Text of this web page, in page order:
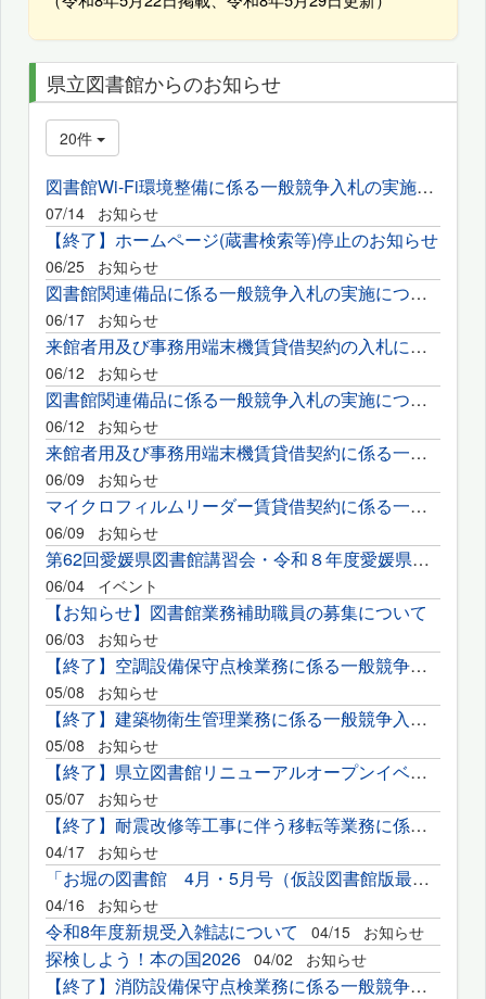
県立図書館からのお知らせ
20件
図書館Wi-Fi環境整備に係る一般競争入札の実施について
07/14 お知らせ
【終了】ホームページ(蔵書検索等)停止のお知らせ
06/25 お知らせ
図書館関連備品に係る一般競争入札の実施について
06/17 お知らせ
来館者用及び事務用端末機賃貸借契約の入札に係る質問の回答について
06/12 お知らせ
図書館関連備品に係る一般競争入札の実施について
06/12 お知らせ
来館者用及び事務用端末機賃貸借契約に係る一般競争入札の実施に...
06/09 お知らせ
マイクロフィルムリーダー賃貸借契約に係る一般競争入札の実施に...
06/09 お知らせ
第62回愛媛県図書館講習会・令和８年度愛媛県読書推進大会の開催...
06/04 イベント
【お知らせ】図書館業務補助職員の募集について
06/03 お知らせ
【終了】空調設備保守点検業務に係る一般競争入札の実施について
05/08 お知らせ
【終了】建築物衛生管理業務に係る一般競争入札の実施について
05/08 お知らせ
【終了】県立図書館リニューアルオープンイベント企画開催業務に...
05/07 お知らせ
【終了】耐震改修等工事に伴う移転等業務に係る一般競争入札の実...
04/17 お知らせ
「お堀の図書館 4月・5月号（仮設図書館版最終号）」を発行しました
04/16 お知らせ
令和8年度新規受入雑誌について 04/15 お知らせ
探検しよう！本の国2026 04/02 お知らせ
【終了】消防設備保守点検業務に係る一般競争入札の実施について